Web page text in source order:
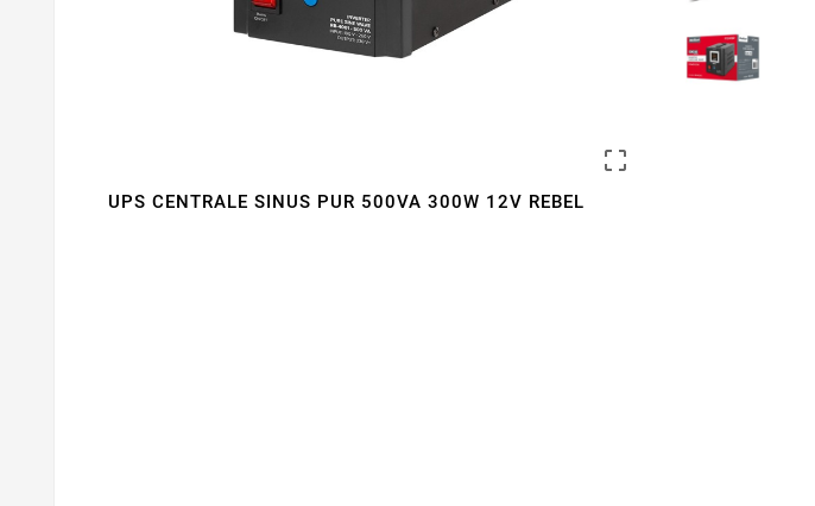

UPS CENTRALE SINUS PUR 500VA 300W 12V REBEL